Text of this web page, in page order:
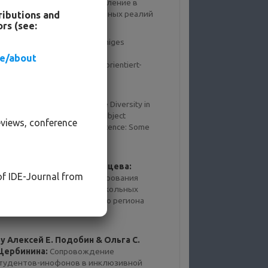
самоопределение в
образовательных реалий
Distanzfähiges
Mit Vielfalt und
erwägungsorientiert-
Language Diversity in
Classroom and Different Subject
Professional Competence: Some
Лариса Ивановна Казанцева:
вопросы формирования
у детей в дошкольных
юго-восточного региона
Алексей Е. Подобин & Ольга С.
Сопровождение
инофонов в инклюзивной
and
(see:
about
conference
IDE-Journal from